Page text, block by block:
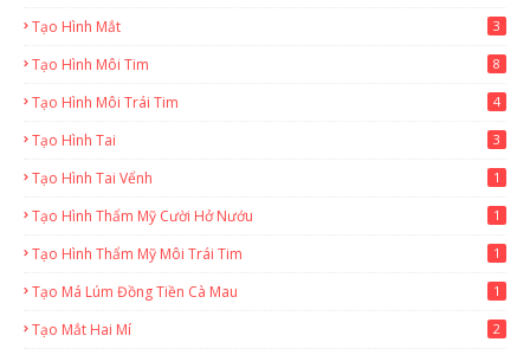
Tạo Hình Mắt 3
Tạo Hình Môi Tim 8
Tạo Hình Môi Trái Tim 4
Tạo Hình Tai 3
Tạo Hình Tai Vểnh 1
Tạo Hình Thẩm Mỹ Cười Hở Nướu 1
Tạo Hình Thẩm Mỹ Môi Trái Tim 1
Tạo Má Lúm Đồng Tiền Cà Mau 1
Tạo Mắt Hai Mí 2